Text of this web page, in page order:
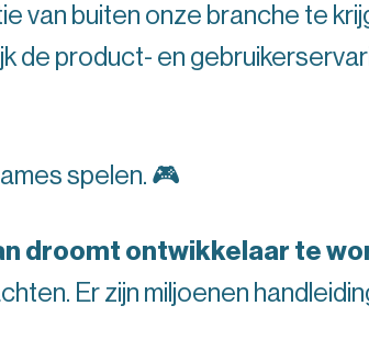
van buiten onze branche te
de product- en
spelen. 🎮
droomt ontwikkelaar te
Er zijn miljoenen